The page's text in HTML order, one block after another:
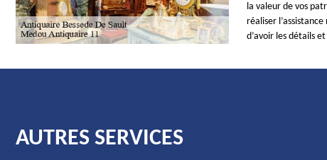
la valeur de vos
réaliser
d’avoir les détails
AUTRES SERVICES